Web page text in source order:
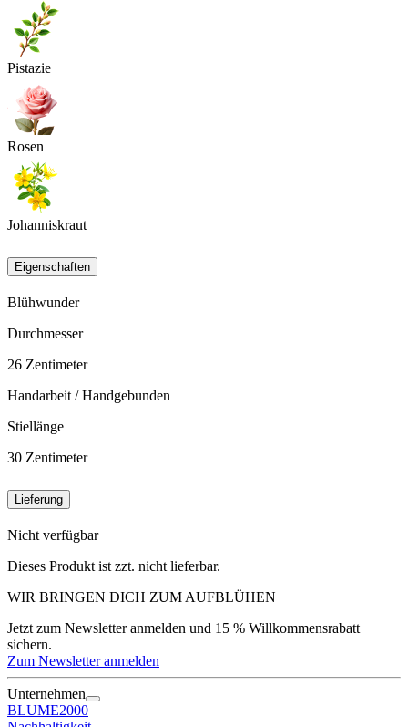
Pistazie
Rosen
Johanniskraut
Eigenschaften
Blühwunder
Durchmesser
26 Zentimeter
Handarbeit / Handgebunden
Stiellänge
30 Zentimeter
Lieferung
Nicht verfügbar
Dieses Produkt ist zzt. nicht lieferbar.
WIR BRINGEN DICH ZUM AUFBLÜHEN
Jetzt zum Newsletter anmelden und 15 % Willkommensrabatt
sichern.
Zum Newsletter anmelden
Unternehmen
BLUME2000